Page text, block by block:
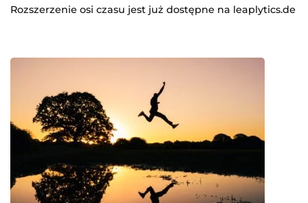
Rozszerzenie osi czasu jest już dostępne na leaplytics.de